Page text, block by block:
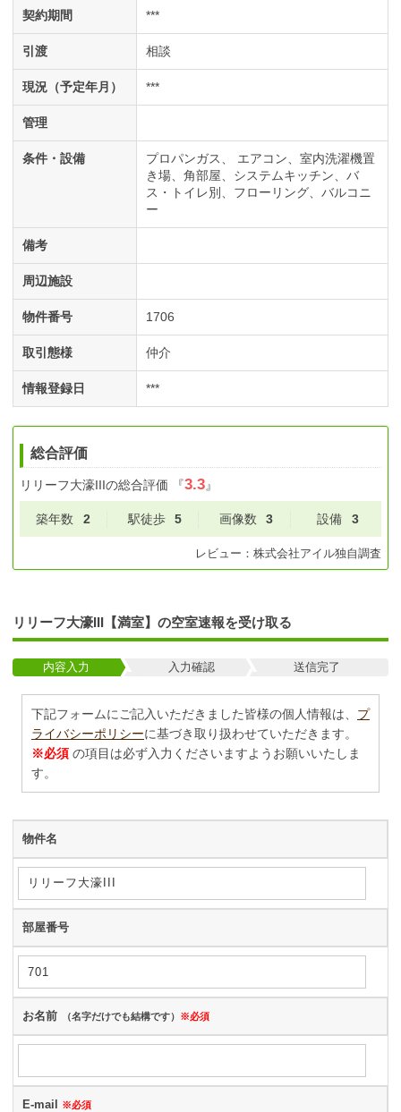
契約期間 ***
引渡 相談
現況（予定年月） ***
管理
条件・設備 プロパンガス エアコン
室内洗濯機置
き場
角部屋 システムキッチン
バ
ス・トイレ別
フローリング
バルコニ
ー
備考
周辺施設
物件番号 1706
取引態様 仲介
情報登録日 ***
総合評価
リリーフ大濠IIIの総合評価 『3.3』
築年数 2 駅徒歩 5 画像数 3 設備 3
レビュー： 株式会社アイル独自調査
リリーフ大濠III【満室】の空室速報を受け取る
内容入力 入力確認 送信完了
下記フォームにご記入いただきました皆様の個人情報は、 プ
ライバシーポリシーに基づき取り扱わせていただきます。
※必須 の項目は必ず入力くださいますようお願いいたしま
す。
物件名
部屋番号
お名前 （名字だけでも結構です） ※必須
E-mail ※必須